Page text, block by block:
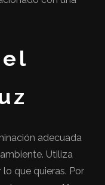
adecuada
Utiliza
lo que quieras. Por